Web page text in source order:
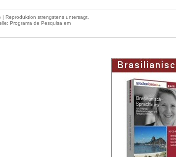
Reproduktion strengstens untersagt.
Programa de Pesquisa em